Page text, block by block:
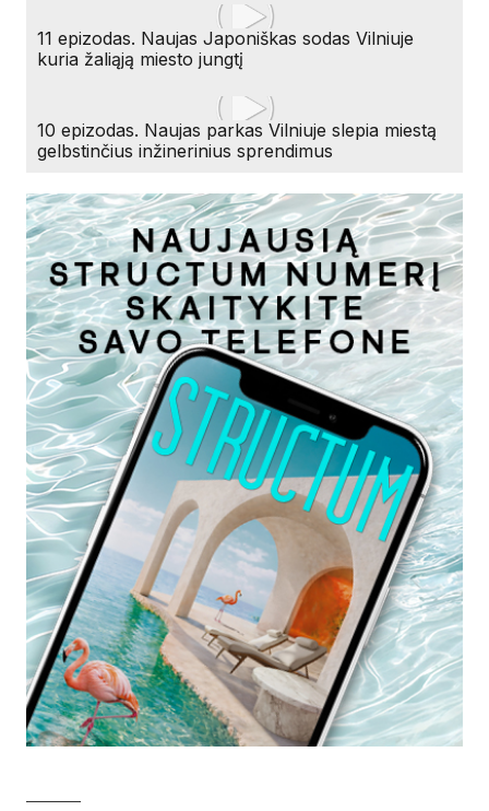
11 epizodas. Naujas Japoniškas sodas Vilniuje
kuria žaliąją miesto jungtį
10 epizodas. Naujas parkas Vilniuje slepia miestą
gelbstinčius inžinerinius sprendimus